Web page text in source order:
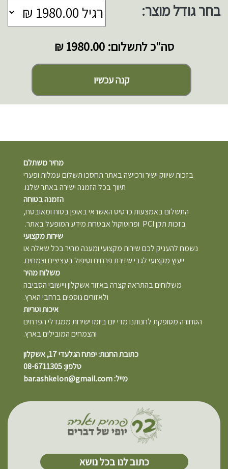
בחר גודל מוצר:
סה"כ לתשלום: 1980.00 ₪
קנה עכשיו
מחיר משתלם
בזכות שיווק ישיר ורכישה באתר תחסכו תשלום עמלות ופערי
תיווך בכל הזמנה ישירה באתר שלנו.
הזמנה בטוחה
התשלום באמצעות כרטיס האשראי באופן בטוח ומאובטח,
בזכות תקן PCI ופרוטוקול אבטחת מידע המופעל באתר.
שירות מקצועי
נשמח להעניק לכם שירות מקצועי ומענה מהיר בכל שאלה או
ייעוץ מקצועי לגבי שזירת פרחים וטיפול בעציצים וצמחים.
משלוח מהיר
משלוחים בהתראה קצרה באזור אשקלון ויישובי הסביבה
ולאזורים נוספים ברחבי הארץ.
איכות וטריות
הסחורה מסופקת לחנותנו מדי יום ביומו ישירות ממגדלי הפרחים
והצמחים המובילים בארץ.
כתובת החנות: יפתח הגלעדי 17, אשקלון
טלפון: 08-6711305
מייל: bar.ashkelon@gmail.com
כתוב לנו בכל נושא